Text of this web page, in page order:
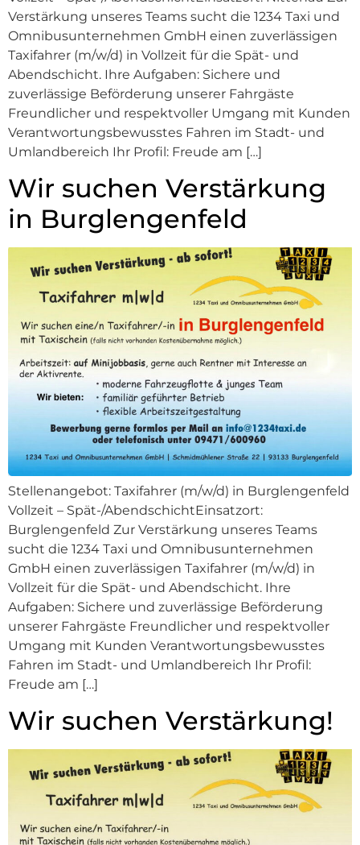
Verstärkung unseres Teams sucht die 1234 Taxi und
Omnibusunternehmen GmbH einen zuverlässigen
Taxifahrer (m/w/d) in Vollzeit für die Spät- und
Abendschicht. Ihre Aufgaben: Sichere und
zuverlässige Beförderung unserer Fahrgäste
Freundlicher und respektvoller Umgang mit Kunden
Verantwortungsbewusstes Fahren im Stadt- und
Umlandbereich Ihr Profil: Freude am […]
Wir suchen Verstärkung
in Burglengenfeld
Stellenangebot: Taxifahrer (m/w/d) in Burglengenfeld
Vollzeit – Spät-/AbendschichtEinsatzort:
Burglengenfeld Zur Verstärkung unseres Teams
sucht die 1234 Taxi und Omnibusunternehmen
GmbH einen zuverlässigen Taxifahrer (m/w/d) in
Vollzeit für die Spät- und Abendschicht. Ihre
Aufgaben: Sichere und zuverlässige Beförderung
unserer Fahrgäste Freundlicher und respektvoller
Umgang mit Kunden Verantwortungsbewusstes
Fahren im Stadt- und Umlandbereich Ihr Profil:
Freude am […]
Wir suchen Verstärkung!